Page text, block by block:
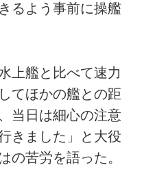
るよう事前に操艦
上艦と比べて速力
てほかの艦との距
当日は細心の注意
きました」と大役
の苦労を語った。